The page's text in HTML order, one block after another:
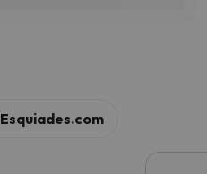
Esquiades.com